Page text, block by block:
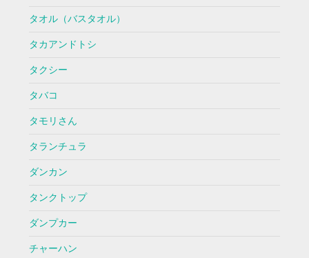
タオル（バスタオル）
タカアンドトシ
タクシー
タバコ
タモリさん
タランチュラ
ダンカン
タンクトップ
ダンプカー
チャーハン